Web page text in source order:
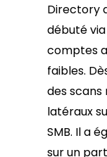
Directory
débuté
comptes
faibles.
des
latéraux
SMB. Il a
sur un